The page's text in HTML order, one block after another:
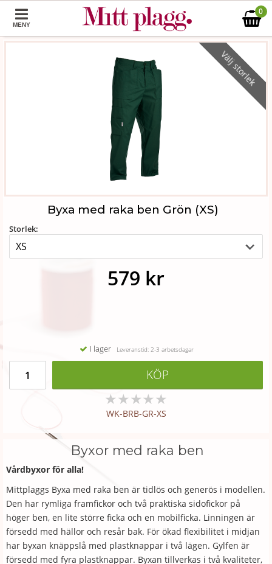
MENY
0
Välj storlek
Byxa med raka ben Grön (XS)
Storlek:
579 kr
I lager Leveranstid: 2-3 arbetsdagar
KÖP
★★★★★
WK-BRB-GR-XS
Byxor med raka ben
Vårdbyxor för alla!
Mittplaggs Byxa med raka ben är tidlös och generös i modellen.
Den har rymliga framfickor och två praktiska sidofickor på
höger ben, en lite större ficka och en mobilficka. Linningen är
försedd med hällor och resår bak. För ökad flexibilitet i midjan
har byxan knäppslå med plastknappar i två lägen. Gylfen är
försedd med fyra plastknappar. Byxan tillverkas i två kvaliteter,